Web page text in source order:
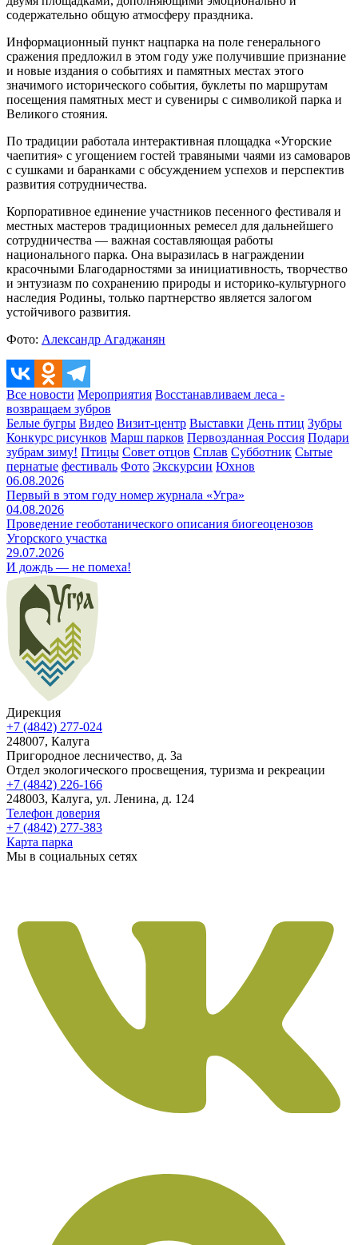
содержательно общую атмосферу праздника.
Информационный пункт нацпарка на поле генерального
сражения предложил в этом году уже получившие признание
и новые издания о событиях и памятных местах этого
значимого исторического события, буклеты по маршрутам
посещения памятных мест и сувениры с символикой парка и
Великого стояния.
По традиции работала интерактивная площадка «Угорские
чаепития» с угощением гостей травяными чаями из самоваров
с сушками и баранками с обсуждением успехов и перспектив
развития сотрудничества.
Корпоративное единение участников песенного фестиваля и
местных мастеров традиционных ремесел для дальнейшего
сотрудничества — важная составляющая работы
национального парка. Она выразилась в награждении
красочными Благодарностями за инициативность, творчество
и энтузиазм по сохранению природы и историко-культурного
наследия Родины, только партнерство является залогом
устойчивого развития.
Фото: Александр Агаджанян
Все новости Мероприятия Восстанавливаем леса -
возвращаем зубров
Белые бугры Видео Визит-центр Выставки День птиц Зубры
Конкурс рисунков Марш парков Первозданная Россия Подари
зубрам зиму! Птицы Совет отцов Сплав Субботник Сытые
пернатые фестиваль Фото Экскурсии Юхнов
06.08.2026
Первый в этом году номер журнала «Угра»
04.08.2026
Проведение геоботанического описания биогеоценозов
Угорского участка
29.07.2026
И дождь — не помеха!
Дирекция
+7 (4842) 277-024
248007, Калуга
Пригородное лесничество, д. 3а
Отдел экологического просвещения, туризма и рекреации
+7 (4842) 226-166
248003, Калуга, ул. Ленина, д. 124
Телефон доверия
+7 (4842) 277-383
Карта парка
Мы в социальных сетях